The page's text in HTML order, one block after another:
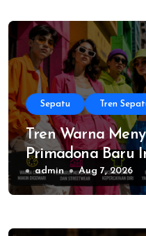
Sepatu Tren
Tren Warna
Primadona Baru
admin Aug 7, 2026